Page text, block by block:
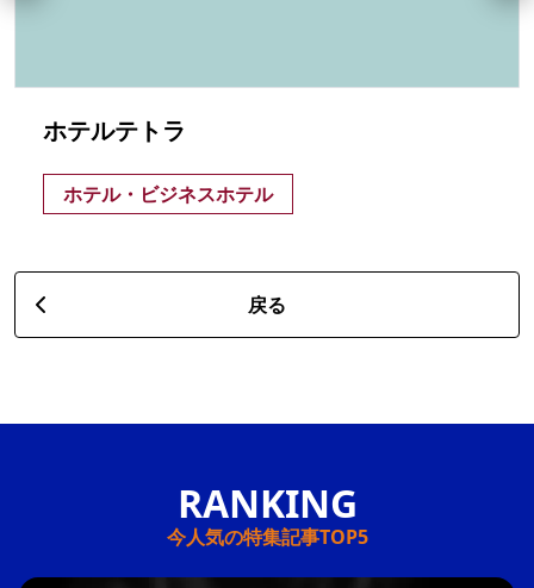
ホテルテトラ
ホテル・ビジネスホテル
戻る
今人気の特集記事TOP5